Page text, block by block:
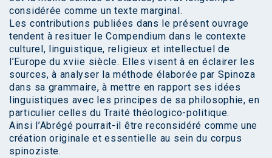
considérée comme un texte marginal.
Les contributions publiées dans le présent ouvrage
tendent à resituer le Compendium dans le contexte
culturel, linguistique, religieux et intellectuel de
l’Europe du xviie siècle. Elles visent à en éclairer les
sources, à analyser la méthode élaborée par Spinoza
dans sa grammaire, à mettre en rapport ses idées
linguistiques avec les principes de sa philosophie, en
particulier celles du Traité théologico-politique.
Ainsi l’Abrégé pourrait-il être reconsidéré comme une
création originale et essentielle au sein du corpus
spinoziste.